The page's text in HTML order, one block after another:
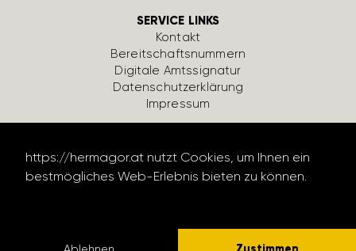
https://hermagor.at nutzt Cookies, um Ihnen ein
bestmögliches Web-Erlebnis bieten zu können.
SERVICE LINKS
Kontakt
Bereit­schafts­num­mern
Digi­tale Amts­si­gnatur
Daten­schutz­er­klä­rung
Impressum